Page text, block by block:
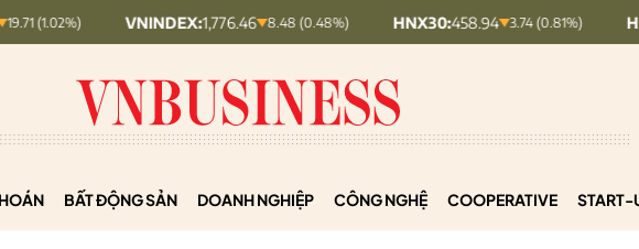
VNINDEX:1,776.46 8.48 (0.48%) HNX30: 458.94 3.74 (0.81%) HNXINDEX:
BẤT ĐỘNG SẢN DOANH NGHIỆP CÔNG NGHỆ COOPERATIVE START-